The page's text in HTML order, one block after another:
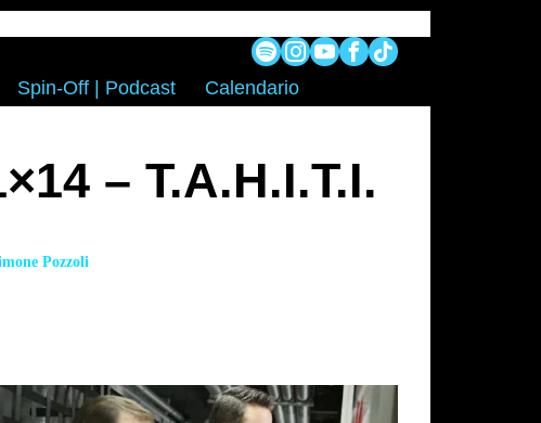
Spin-Off | Podcast Calendario
– T.A.H.I.T.I.
Pozzoli